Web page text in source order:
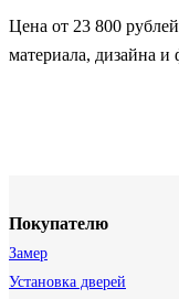
Цена от 23 800
материала, дизайна
Покупателю
Замер
Установка дверей